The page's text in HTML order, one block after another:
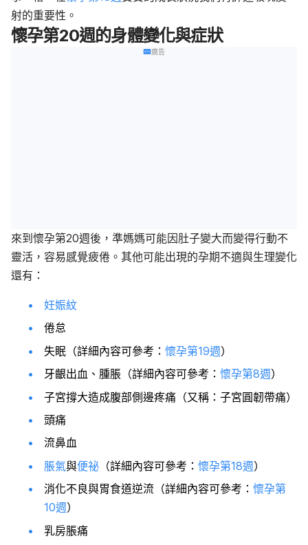
射的重要性。
懷孕第20週的身體變化與症狀
廣告
來到懷孕第20週後，準媽媽可能因肚子變大而變得行動不
靈活，容易感覺疲倦。其他可能出現的孕期不適與生理變化
還有：
妊娠紋
倦怠
失眠（詳細內容可參考： 懷孕第19週）
牙齦出血、腫脹（詳細內容可參考： 懷孕第8週）
子宮撐大造成腹部側邊疼痛（又稱：子宮圓韌帶痛）
頭痛
流鼻血
脹氣與便祕 （詳細內容可參考： 懷孕第18週）
消化不良與胃食道逆流（詳細內容可參考： 懷孕第
10週）
乳房脹痛